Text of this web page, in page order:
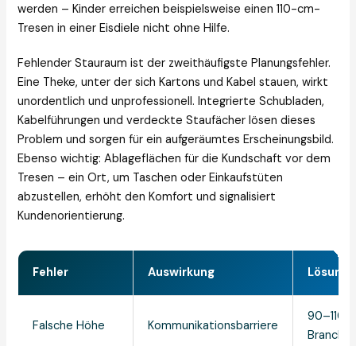
werden – Kinder erreichen beispielsweise einen 110-cm-
Tresen in einer Eisdiele nicht ohne Hilfe.
Fehlender Stauraum ist der zweithäufigste Planungsfehler.
Eine Theke, unter der sich Kartons und Kabel stauen, wirkt
unordentlich und unprofessionell. Integrierte Schubladen,
Kabelführungen und verdeckte Staufächer lösen dieses
Problem und sorgen für ein aufgeräumtes Erscheinungsbild.
Ebenso wichtig: Ablageflächen für die Kundschaft vor dem
Tresen – ein Ort, um Taschen oder Einkaufstüten
abzustellen, erhöht den Komfort und signalisiert
Kundenorientierung.
Fehler Auswirkung Lösung
Falsche Höhe Kommunikationsbarriere
90–110
Branche